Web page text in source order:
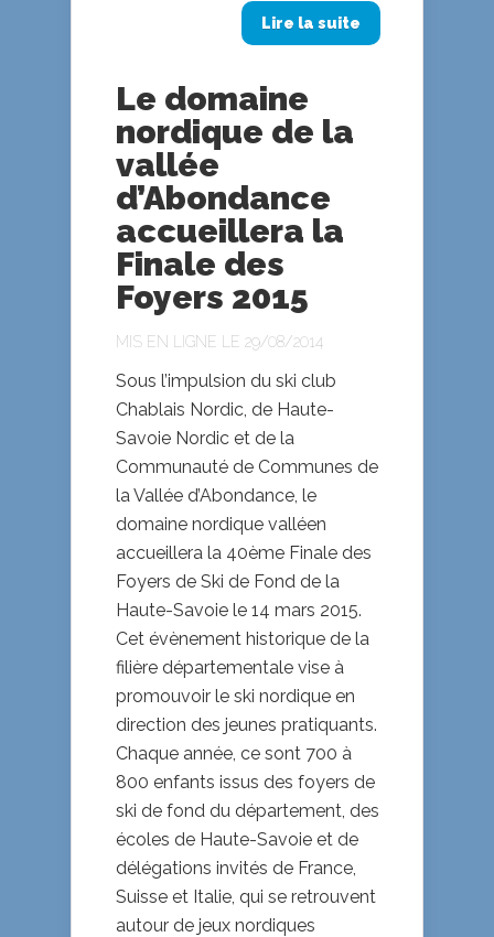
Lire la suite
Le domaine
nordique de la
vallée
d’Abondance
accueillera la
Finale des
Foyers 2015
MIS EN LIGNE LE 29/08/2014
Sous l’impulsion du ski club
Chablais Nordic, de Haute-
Savoie Nordic et de la
Communauté de Communes de
la Vallée d’Abondance, le
domaine nordique valléen
accueillera la 40ème Finale des
Foyers de Ski de Fond de la
Haute-Savoie le 14 mars 2015.
Cet évènement historique de la
filière départementale vise à
promouvoir le ski nordique en
direction des jeunes pratiquants.
Chaque année, ce sont 700 à
800 enfants issus des foyers de
ski de fond du département, des
écoles de Haute-Savoie et de
délégations invités de France,
Suisse et Italie, qui se retrouvent
autour de jeux nordiques